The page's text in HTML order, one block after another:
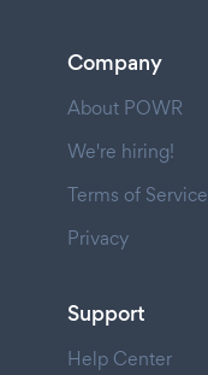
Company
About POWR
We're hiring!
Terms of Service
Privacy
Support
Help Center